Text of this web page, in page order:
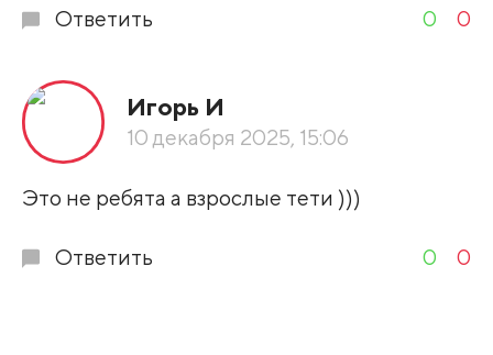
Ответить 0 0
Игорь И
10 декабря 2025, 15:06
Это не ребята а взрослые тети )))
Ответить 0 0